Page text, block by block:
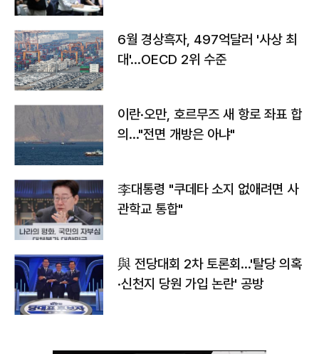
6월 경상흑자, 497억달러 '사상 최
대'…OECD 2위 수준
이란·오만, 호르무즈 새 항로 좌표 합
의…"전면 개방은 아냐"
李대통령 "쿠데타 소지 없애려면 사
관학교 통합"
與 전당대회 2차 토론회…'탈당 의혹
·신천지 당원 가입 논란' 공방